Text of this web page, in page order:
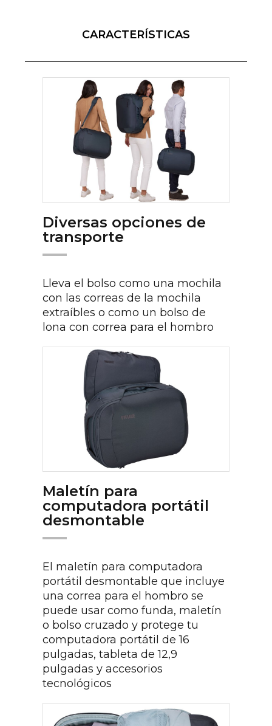
CARACTERÍSTICAS
Diversas opciones de
transporte
Lleva el bolso como una mochila
con las correas de la mochila
extraíbles o como un bolso de
lona con correa para el hombro
Maletín para
computadora portátil
desmontable
El maletín para computadora
portátil desmontable que incluye
una correa para el hombro se
puede usar como funda, maletín
o bolso cruzado y protege tu
computadora portátil de 16
pulgadas, tableta de 12,9
pulgadas y accesorios
tecnológicos